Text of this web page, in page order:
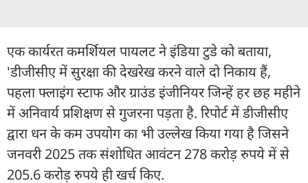
एक कार्यरत कमर्शियल पायलट ने इंडिया टुडे को बताया,
'डीजीसीए में सुरक्षा की देखरेख करने वाले दो निकाय हैं,
पहला फ्लाइंग स्टाफ और ग्राउंड इंजीनियर जिन्हें हर छह महीने
में अनिवार्य प्रशिक्षण से गुजरना पड़ता है. रिपोर्ट में डीजीसीए
द्वारा धन के कम उपयोग का भी उल्लेख किया गया है जिसने
जनवरी 2025 तक संशोधित आवंटन 278 करोड़ रुपये में से
205.6 करोड़ रुपये ही खर्च किए.